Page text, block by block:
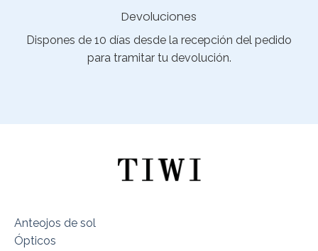
Devoluciones
Dispones de 10 días desde la recepción del pedido
para tramitar tu devolución.
Anteojos de sol
Ópticos